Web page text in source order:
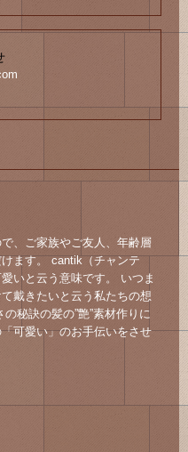
、ご家族やご友人、年齢層
ます。 cantik（チャンテ
いと云う意味です。 いつま
戴きたいと云う私たちの想
秘訣の髪の”艶”素材作りに
可愛い」のお手伝いをさせ